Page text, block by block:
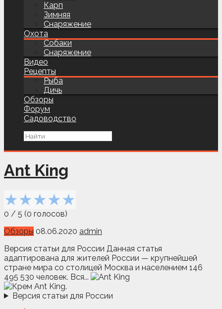
Карп
Зимняя
Снаряжение
Охота
Собаки
Снаряжение
Видео
Рецепты
Рыба
Дичь
Обзоры
Форум
Садоводство
Ant King
★★★★★
0 / 5 (0 голосов)
Обзоры 08.06.2020 admin
Версия статьи для России Данная статья
адаптирована для жителей России — крупнейшей
стране мира со столицей Москва и населением 146
495 530 человек. Вся...
Версия статьи для России